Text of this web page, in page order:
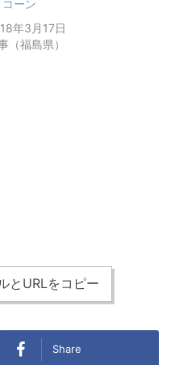
コーン
年3月17日
（福島県）
とURLをコピー
Share